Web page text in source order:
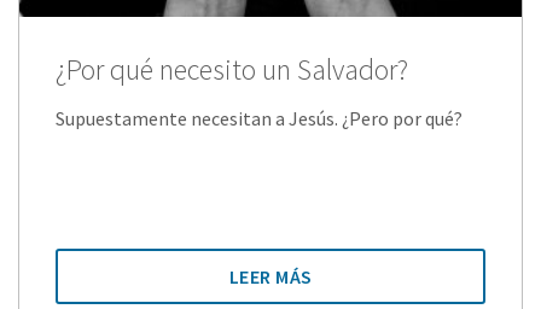
¿Por qué necesito un Salvador?
Supuestamente necesitan a Jesús. ¿Pero por qué?
LEER MÁS